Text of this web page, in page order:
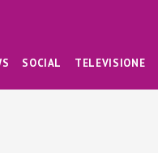
SOCIAL TELEVISIONE